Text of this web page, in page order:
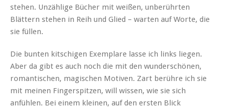
stehen. Unzählige Bücher mit weißen, unberührten
Blättern stehen in Reih und Glied – warten auf Worte, die
sie füllen.
Die bunten kitschigen Exemplare lasse ich links liegen.
Aber da gibt es auch noch die mit den wunderschönen,
romantischen, magischen Motiven. Zart berühre ich sie
mit meinen Fingerspitzen, will wissen, wie sie sich
anfühlen. Bei einem kleinen, auf den ersten Blick